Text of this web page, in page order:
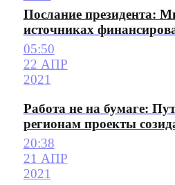
Послание президента:
источниках
05:50
22 АПР
2021
Работа не на бумаге:
регионам проекты
20:38
21 АПР
2021